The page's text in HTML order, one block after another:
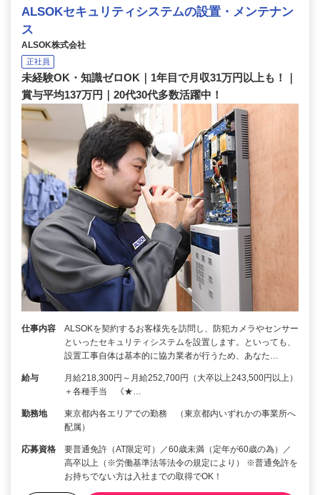
ALSOKセキュリティシステムの設置・メンテナン
ス
ALSOK株式会社
正社員
未経験OK・知識ゼロOK｜1年目で月収31万円以上も！｜
賞与平均137万円｜20代30代多数活躍中！
仕事内容
ALSOKを契約するお客様先を訪問し、防犯カメラやセンサー
といったセキュリティシステムを設置します。といっても、
設置工事自体は基本的に協力業者が行うため、あなた…
給与
月給218,300円～月給252,700円（大卒以上243,500円以上）
＋各種手当 《★…
勤務地
東京都内各エリアでの勤務 （東京都内いずれかの事業所へ
配属）
応募資格
要普通免許（AT限定可）／60歳未満（定年が60歳の為）／
高卒以上（※労働基準法等法令の規定により） ※普通免許を
お持ちでない方は入社までの取得でOK！